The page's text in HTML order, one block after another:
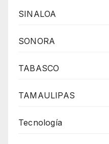
SINALOA
SONORA
TABASCO
TAMAULIPAS
Tecnología